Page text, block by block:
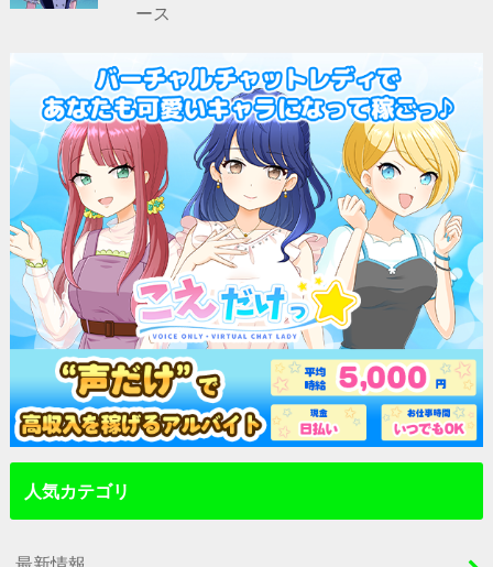
ース
人気カテゴリ